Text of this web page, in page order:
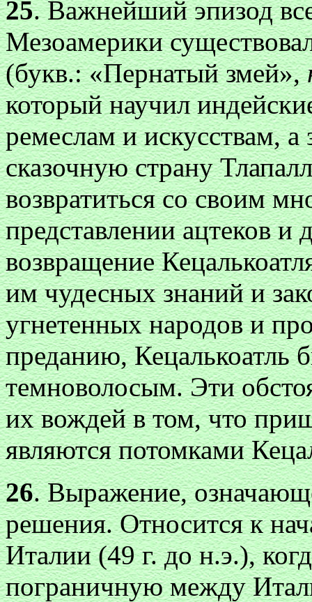
25. Важнейший эпизод
Мезоамерики
(букв.: «Пернатый змей»,
который научил
ремеслам и искусствам,
сказочную страну
возвратиться со своим
представлении ацтеков и
возвращение
им чудесных знаний и
угнетенных народов и
преданию, Кецалькоатль
темноволосым. Эти
их вождей в том, что
являются потомками
26. Выражение,
решения. Относится к
Италии (49 г. до н.э.),
пограничную между